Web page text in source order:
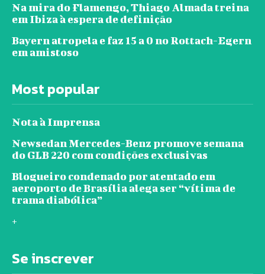
Na mira do Flamengo, Thiago Almada treina
em Ibiza à espera de definição
Bayern atropela e faz 15 a 0 no Rottach-Egern
em amistoso
Most popular
Nota à Imprensa
Newsedan Mercedes-Benz promove semana
do GLB 220 com condições exclusivas
Blogueiro condenado por atentado em
aeroporto de Brasília alega ser “vítima de
trama diabólica”
+
Se inscrever